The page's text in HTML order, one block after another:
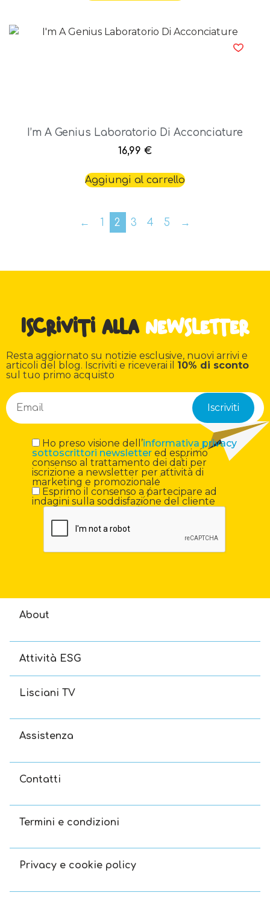
I’m A Genius Laboratorio Di Acconciature
16,99 €
Aggiungi al carrello
← 1 2 3 4 5 →
Iscriviti alla newsletter
Resta aggiornato su notizie esclusive, nuovi arrivi e
articoli del blog. Iscriviti e riceverai il 10% di sconto
sul tuo primo acquisto
Ho preso visione dell’informativa privacy
sottoscrittori newslettered esprimo
consenso al trattamento dei dati per
iscrizione a newsletter per attività di
marketing e promozionale
Esprimo il consenso a partecipare ad
indagini sulla soddisfazione del cliente
About
Attività ESG
Lisciani TV
Assistenza
Contatti
Termini e condizioni
Privacy e cookie policy